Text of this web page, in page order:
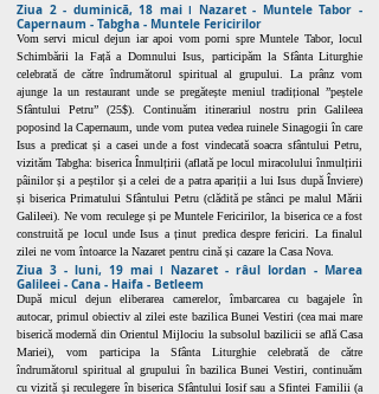
Ziua 2 - duminică, 18 mai ǀ Nazaret - Muntele Tabor -
Capernaum - Tabgha - Muntele Fericirilor
Vom servi micul dejun iar apoi vom porni spre Muntele Tabor, locul
Schimbării la Față a Domnului Isus, participăm la Sfânta Liturghie
celebrată de către îndrumătorul spiritual al grupului. La prânz vom
ajunge la un restaurant unde se pregătește meniul tradițional ”peștele
Sfântului Petru” (25$). Continuăm itinerariul nostru prin Galileea
poposind la Capernaum, unde vom putea vedea ruinele Sinagogii în care
Isus a predicat și a casei unde a fost vindecată soacra sfântului Petru,
vizităm Tabgha: biserica Înmulțirii (aflată pe locul miracolului înmulțirii
pâinilor și a peștilor și a celei de a patra apariții a lui Isus după Înviere)
și biserica Primatului Sfântului Petru (clădită pe stânci pe malul Mării
Galileei). Ne vom reculege și pe Muntele Fericirilor, la biserica ce a fost
construită pe locul unde Isus a ținut predica despre fericiri. La finalul
zilei ne vom întoarce la Nazaret pentru cină și cazare la Casa Nova.
Ziua 3 - luni, 19 mai ǀ Nazaret - râul Iordan - Marea
Galileei - Cana - Haifa - Betleem
După micul dejun eliberarea camerelor, îmbarcarea cu bagajele în
autocar, primul obiectiv al zilei este bazilica Bunei Vestiri (cea mai mare
biserică modernă din Orientul Mijlociu la subsolul bazilicii se află Casa
Mariei), vom participa la Sfânta Liturghie celebrată de către
îndrumătorul spiritual al grupului în bazilica Bunei Vestiri, continuăm
cu vizită și reculegere în biserica Sfântului Iosif sau a Sfintei Familii (a